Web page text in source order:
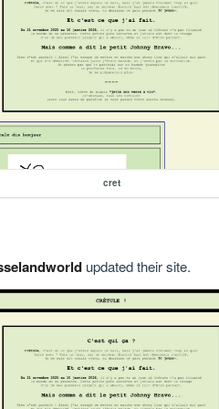
cret
updated their site.